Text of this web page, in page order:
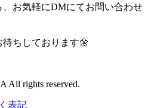
お気軽にDMにてお問い合わせ
ちしております🌼
All rights reserved.
表記